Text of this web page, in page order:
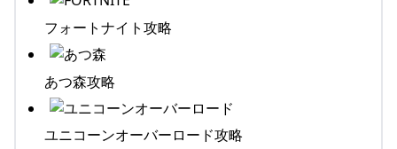
フォートナイト攻略
あつ森攻略
ユニコーンオーバーロード攻略